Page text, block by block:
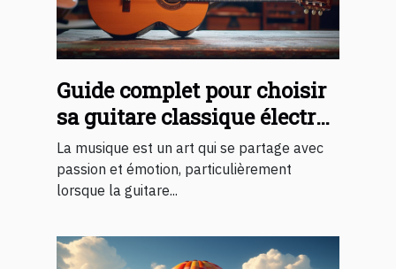
Guide complet pour choisir
sa guitare classique électro-
acoustique
La musique est un art qui se partage avec
passion et émotion, particulièrement
lorsque la guitare...